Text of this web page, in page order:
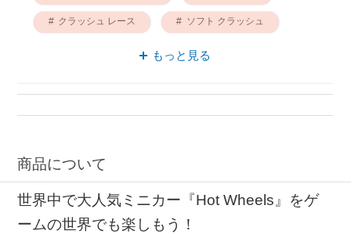
クラッシュ レース ソフト クラッシュ
もっと見る
商品について
世界中で大人気ミニカー『Hot Wheels』をゲ
ームの世界でも楽しもう！